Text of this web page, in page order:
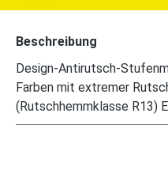
Beschreibung
Design-Antirutsch-
Farben mit extremer
(Rutschhemmklasse R13)